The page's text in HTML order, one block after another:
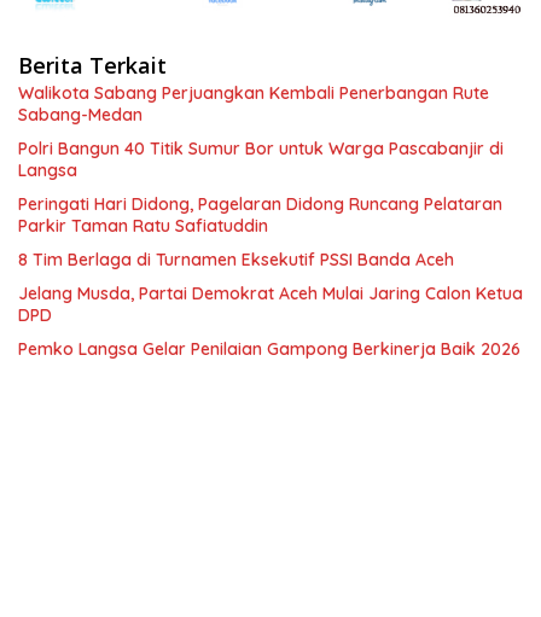
Berita Terkait
Walikota Sabang Perjuangkan Kembali Penerbangan Rute
Sabang-Medan
Polri Bangun 40 Titik Sumur Bor untuk Warga Pascabanjir di
Langsa
Peringati Hari Didong, Pagelaran Didong Runcang Pelataran
Parkir Taman Ratu Safiatuddin
8 Tim Berlaga di Turnamen Eksekutif PSSI Banda Aceh
Jelang Musda, Partai Demokrat Aceh Mulai Jaring Calon Ketua
DPD
Pemko Langsa Gelar Penilaian Gampong Berkinerja Baik 2026